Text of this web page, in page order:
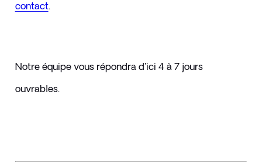
contact.
Notre équipe vous répondra d'ici 4 à 7 jours
ouvrables.